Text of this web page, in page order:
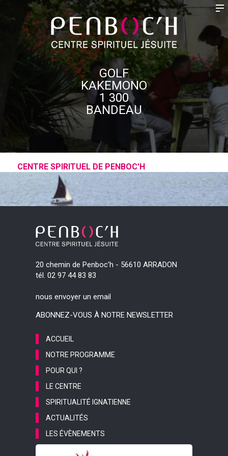
GOLF
KAKEMONO
1 300
BANDEAU
CENTRE SPIRITUEL DE PENBOC'H
20 chemin de Penboc’h - 56610 ARRADON
tél. 02 97 44 83 83
nous envoyer un email
ABONNEZ-VOUS À NOTRE NEWSLETTER
ACCUEIL
NOTRE PROGRAMME
POUR QUI ?
LE CENTRE
SPIRITUALITÉ IGNATIENNE
ACTUALITÉS
LES ÉVÈNEMENTS